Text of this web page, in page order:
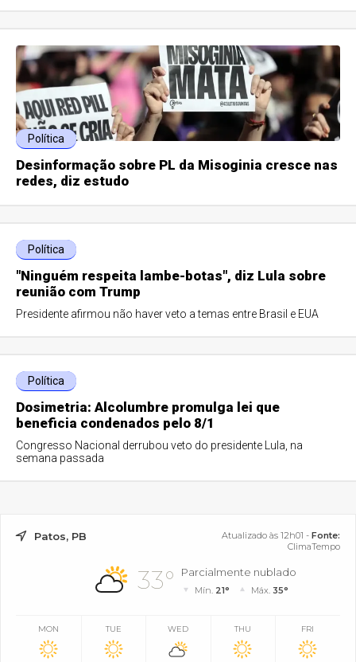
Política
Desinformação sobre PL da Misoginia cresce nas
redes, diz estudo
Política
"Ninguém respeita lambe-botas", diz Lula sobre
reunião com Trump
Presidente afirmou não haver veto a temas entre Brasil e EUA
Política
Dosimetria: Alcolumbre promulga lei que
beneficia condenados pelo 8/1
Congresso Nacional derrubou veto do presidente Lula, na
semana passada
Patos, PB Atualizado às 12h01 - Fonte:
ClimaTempo
33° Parcialmente nublado
Mín. 21° Máx. 35°
MON TUE WED THU FRI